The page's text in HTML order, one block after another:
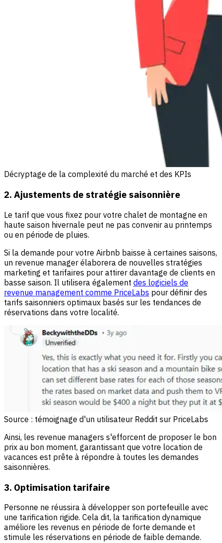
Décryptage de la complexité du marché et des KPIs
2. Ajustements de stratégie saisonnière
Le tarif que vous fixez pour votre chalet de montagne en
haute saison hivernale peut ne pas convenir au printemps
ou en période de pluies.
Si la demande pour votre Airbnb baisse à certaines saisons,
un revenue manager élaborera de nouvelles stratégies
marketing et tarifaires pour attirer davantage de clients en
basse saison. Il utilisera également des logiciels de
revenue management comme PriceLabs pour définir des
tarifs saisonniers optimaux basés sur les tendances de
réservations dans votre localité.
Source : témoignage d'un utilisateur Reddit sur PriceLabs
Ainsi, les revenue managers s'efforcent de proposer le bon
prix au bon moment, garantissant que votre location de
vacances est prête à répondre à toutes les demandes
saisonnières.
3. Optimisation tarifaire
Personne ne réussira à développer son portefeuille avec
une tarification rigide. Cela dit, la tarification dynamique
améliore les revenus en période de forte demande et
stimule les réservations en période de faible demande.